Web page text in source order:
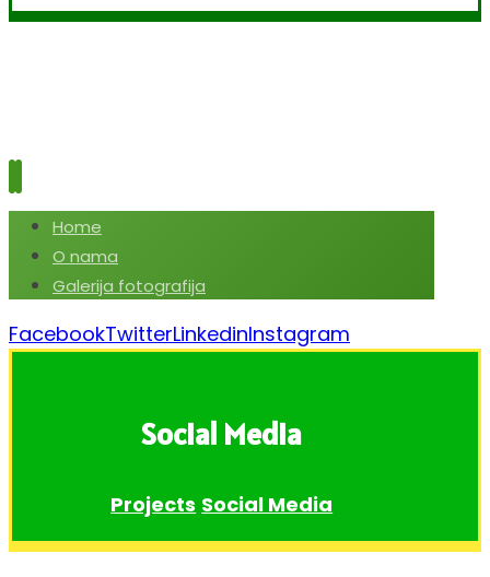
Home
O nama
Galerija fotografija
FacebookTwitterLinkedinInstagram
Social Media
Projects Social Media